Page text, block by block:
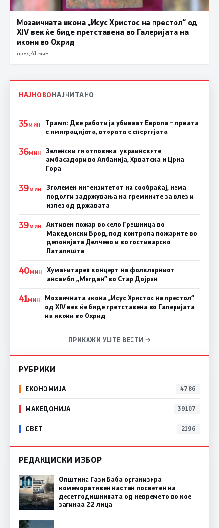
Мозаичната икона „Исус Христос на престол“ од
XIV век ќе биде претставена во Галеријата на
икони во Охрид
пред 41 мин.
НАЈНОВОНАЈЧИТАНО
35МИН
Трамп: Две работи ја убиваат Европа – првата
е имиграцијата, втората е енергијата
36МИН
Зеленски ги отповика украинските
амбасадори во Албанија, Хрватска и Црна
Гора
39МИН
Зголемен интензитетот на сообраќај, нема
подолги задржувања на премините за влез и
излез од државата
39МИН
Активен пожар во село Грешница во
Македонски Брод, под контрола пожарите во
депонијата Делчево и во гостиварско
Паталишта
40МИН
Хуманитарен концерт на фолклорниот
ансамбл „Мегдан” во Стар Дојран
41МИН
Мозаичната икона „Исус Христос на престол“
од XIV век ќе биде претставена во Галеријата
на икони во Охрид
ПРИКАЖИ УШТЕ ВЕСТИ →
РУБРИКИ
ЕКОНОМИЈА 4786
МАКЕДОНИЈА 39107
СВЕТ 2196
РЕДАКЦИСКИ ИЗБОР
Општина Гази Баба организира
комеморативен настан посветен на
десетгодишнината од невремето во кое
загинаа 22 лица